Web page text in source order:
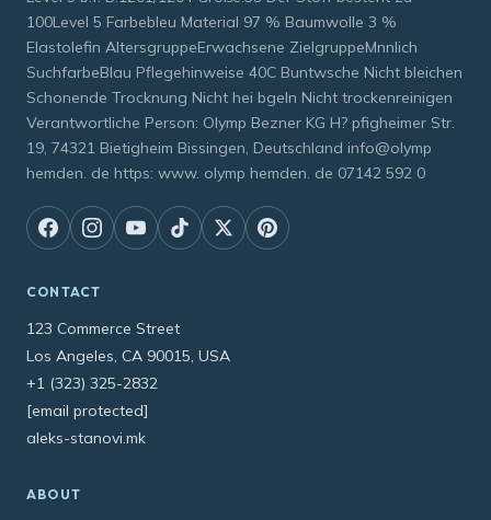
100Level 5 Farbebleu Material 97 % Baumwolle 3 %
Elastolefin AltersgruppeErwachsene ZielgruppeMnnlich
SuchfarbeBlau Pflegehinweise 40C Buntwsche Nicht bleichen
Schonende Trocknung Nicht hei bgeln Nicht trockenreinigen
Verantwortliche Person: Olymp Bezner KG H? pfigheimer Str.
19, 74321 Bietigheim Bissingen, Deutschland info@olymp
hemden. de https: www. olymp hemden. de 07142 592 0
CONTACT
123 Commerce Street
Los Angeles, CA 90015, USA
+1 (323) 325-2832
[email protected]
aleks-stanovi.mk
ABOUT